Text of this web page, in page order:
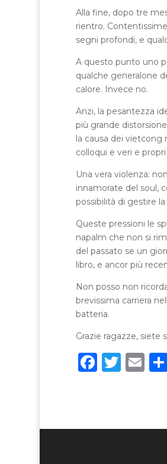
Alla fine, dopo tre
rientro.
segni profondi, e
A questo punto uno
qualche generalone
calore. Invece no.
Anzi, la pesantezza
più grande
la causa dei
colloqui e veri e
Una vera violenza:
innamorate del soul,
possibilità di gestire
Queste pressioni le
napalm che non si
del passato se un
libro, e ancor più
Non posso non
brevissima carriera
batteria.
Grazie ragazze, siete
F T E